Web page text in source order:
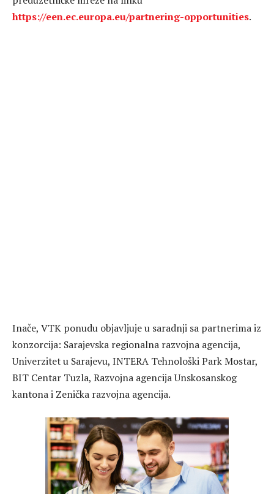
https://een.ec.europa.eu/partnering-opportunities.
Inače, VTK ponudu objavljuje u saradnji sa partnerima iz
konzorcija: Sarajevska regionalna razvojna agencija,
Univerzitet u Sarajevu, INTERA Tehnološki Park Mostar,
BIT Centar Tuzla, Razvojna agencija Unskosanskog
kantona i Zenička razvojna agencija.